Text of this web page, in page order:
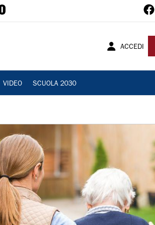
ACCEDI
VIDEO SCUOLA 2030